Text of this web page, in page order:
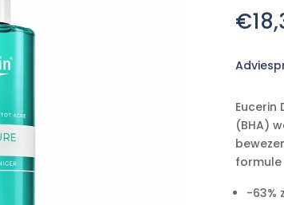
€
Eucerin
(BHA)
formule
-63%